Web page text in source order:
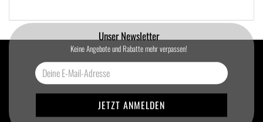
Unser Newsletter
Keine Angebote und Rabatte mehr verpassen!